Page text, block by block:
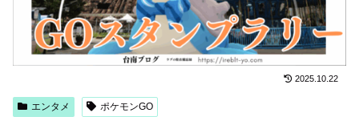
2025.10.22
エンタメ ポケモンGO